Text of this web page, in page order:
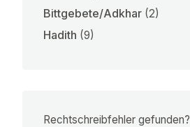
Bittgebete/Adkhar (2)
Hadith (9)
Rechtschreibfehler gefunden?